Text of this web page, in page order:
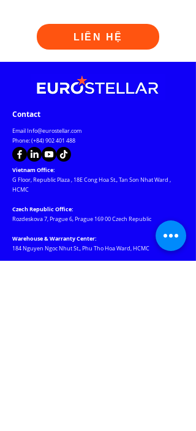
LIÊN HỆ
Contact
EmailInfo@eurostellar.com
Phone: (+84)902 401 488
Vietnam Office:
G Floor, Republic Plaza, 18E Cong Hoa St., Tan Son Nhat Ward ,
HCMC
Czech Republic Office:
Rozdeskova 7, Prague 6, Prague 169 00 Czech Republic
Warehouse & Warranty Center:
184 Nguyen Ngoc Nhut St., Phu Tho Hoa Ward, HCMC